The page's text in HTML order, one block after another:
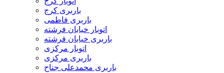
باربری کرج
باربری فاطمی
اتوبار خیابان فرشته
باربری خیابان فرشته
اتوبار مرکزی
باربری مرکزی
باربری محمدعلی جناح